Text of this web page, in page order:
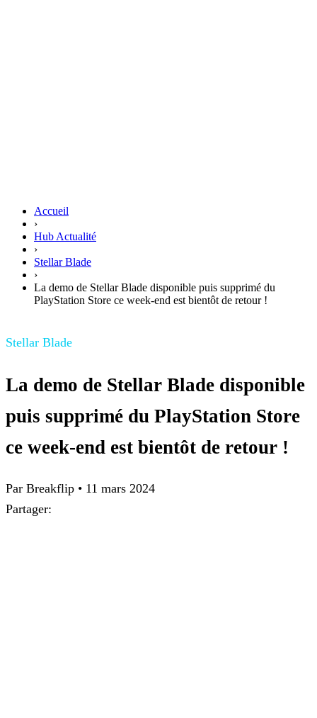
Accueil
›
Hub Actualité
›
Stellar Blade
›
La demo de Stellar Blade disponible puis supprimé du
PlayStation Store ce week-end est bientôt de retour !
Stellar Blade
La demo de Stellar Blade disponible
puis supprimé du PlayStation Store
ce week-end est bientôt de retour !
Par Breakflip • 11 mars 2024
Partager: